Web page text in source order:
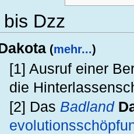
bis Dzz
(mehr...)
[1] Ausruf einer
die
[2] Das Badland
evolutions